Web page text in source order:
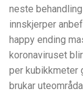
neste
innskjerper
happy ending
koronaviruset
per kubikkmeter
brukar